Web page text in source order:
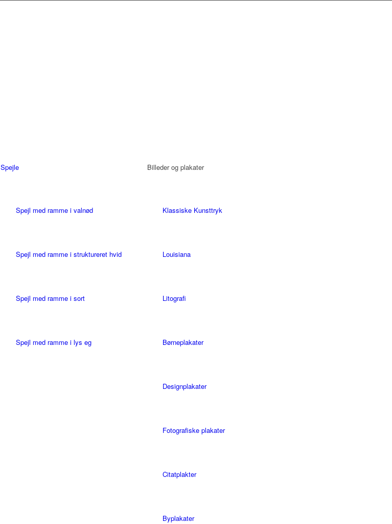
Spejle
Spejl med ramme i valnød
Spejl med ramme i struktureret hvid
Spejl med ramme i sort
Spejl med ramme i lys eg
Billeder og plakater
Klassiske Kunsttryk
Louisiana
Litografi
Børneplakater
Designplakater
Fotografiske plakater
Citatplakter
Byplakater